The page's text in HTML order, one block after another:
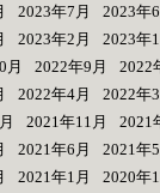
2023年7月 2023年
2023年2月 2023年
月 2022年9月 2022
2022年4月 2022年
2021年11月 2021
2021年6月 2021年
2021年1月 2020年